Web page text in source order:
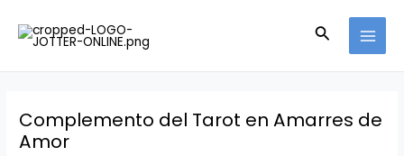
content
Search
Complemento del Tarot en Amarres de
Amor
navigation